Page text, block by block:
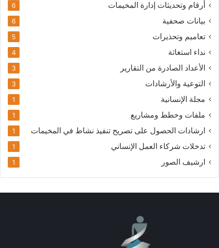
أرقام وتحديثات إدارة المخيمات 6
بيانات صحفية 6
تعاميم وتحذيرات 5
نداء استغاثة 4
الأعداد الصادرة من التقارير 3
التوعية والأرشادات 3
مجلة الإنسانية 1
ملفات وخطط ومشاريع 1
ارشادات الحصول على تصريح تنفيذ نشاط في المخيمات 1
تدخلات شركاء العمل الإنساني 1
ارشيف الصور 1